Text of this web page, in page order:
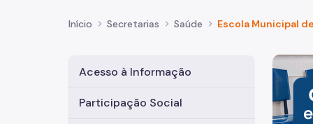
Início Secretarias Saúde Escola Municipal
Acesso à Informação
Participação Social